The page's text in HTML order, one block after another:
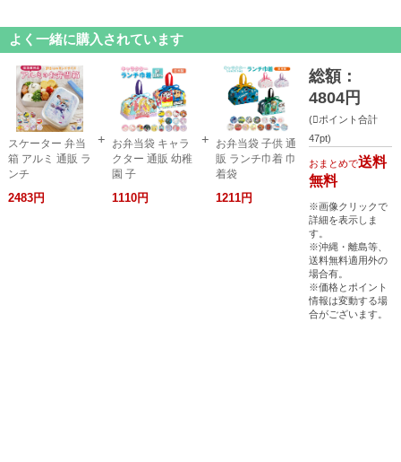
よく一緒に購入されています
スケーター 弁当
箱 アルミ 通販 ラ
ンチ
2483円
お弁当袋 キャラ
クター 通販 幼稚
園 子
1110円
お弁当袋 子供 通
販 ランチ巾着 巾
着袋
1211円
総額：
4804円
(
ポイント合計
47pt)
おまとめで送料
無料
※画像クリックで
詳細を表示しま
す。
※沖縄・離島等、
送料無料適用外の
場合有。
※価格とポイント
情報は変動する場
合がございます。